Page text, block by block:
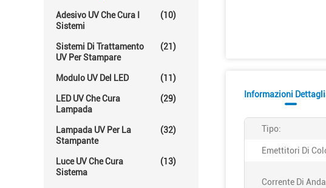
Adesivo UV Che Cura I
Sistemi
(10)
Sistemi Di Trattamento
UV Per Stampare
(21)
Modulo UV Del LED (11)
LED UV Che Cura
Lampada
(29)
Lampada UV Per La
Stampante
(32)
Luce UV Che Cura
Sistema
(13)
Informazioni
Tipo:
Emettitori Di
Corrente Di